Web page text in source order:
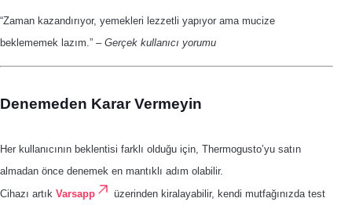
“Zaman kazandırıyor, yemekleri lezzetli yapıyor ama mucize
beklememek lazım.” – Gerçek kullanıcı yorumu
Denemeden Karar Vermeyin
Her kullanıcının beklentisi farklı olduğu için, Thermogusto’yu satın
almadan önce denemek en mantıklı adım olabilir.
Cihazı artık Varsapp
üzerinden kiralayabilir, kendi mutfağınızda test